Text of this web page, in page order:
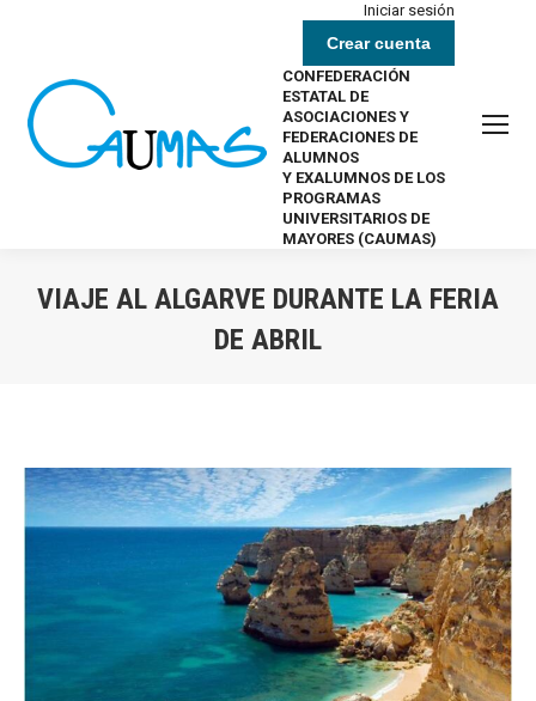
Iniciar sesión
Crear cuenta
CONFEDERACIÓN
ESTATAL DE
ASOCIACIONES Y
FEDERACIONES DE
ALUMNOS
Y EXALUMNOS DE LOS
PROGRAMAS
UNIVERSITARIOS DE
MAYORES (CAUMAS)
VIAJE AL ALGARVE DURANTE LA FERIA
DE ABRIL